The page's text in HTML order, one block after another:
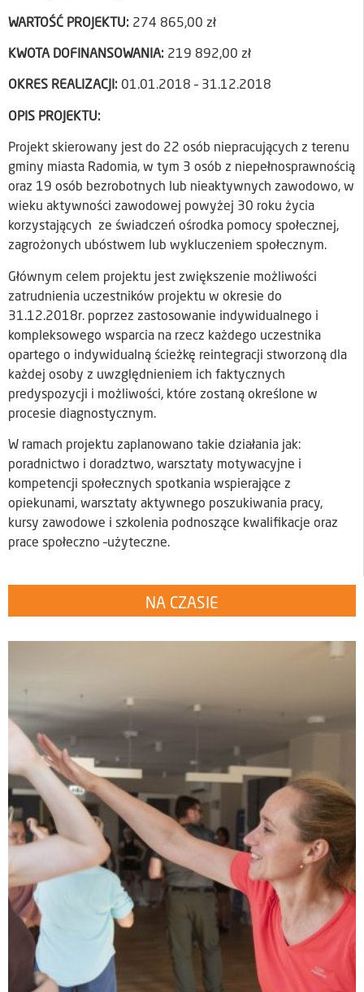
WARTOŚĆ PROJEKTU: 274 865,00 zł
KWOTA DOFINANSOWANIA: 219 892,00 zł
OKRES REALIZACJI: 01.01.2018 – 31.12.2018
OPIS PROJEKTU:
Projekt skierowany jest do 22 osób niepracujących z terenu
gminy miasta Radomia, w tym 3 osób z niepełnosprawnością
oraz 19 osób bezrobotnych lub nieaktywnych zawodowo, w
wieku aktywności zawodowej powyżej 30 roku życia
korzystających ze świadczeń ośrodka pomocy społecznej,
zagrożonych ubóstwem lub wykluczeniem społecznym.
Głównym celem projektu jest zwiększenie możliwości
zatrudnienia uczestników projektu w okresie do
31.12.2018r. poprzez zastosowanie indywidualnego i
kompleksowego wsparcia na rzecz każdego uczestnika
opartego o indywidualną ścieżkę reintegracji stworzoną dla
każdej osoby z uwzględnieniem ich faktycznych
predyspozycji i możliwości, które zostaną określone w
procesie diagnostycznym.
W ramach projektu zaplanowano takie działania jak:
poradnictwo i doradztwo, warsztaty motywacyjne i
kompetencji społecznych spotkania wspierające z
opiekunami, warsztaty aktywnego poszukiwania pracy,
kursy zawodowe i szkolenia podnoszące kwalifikacje oraz
prace społeczno –użyteczne.
NA CZASIE